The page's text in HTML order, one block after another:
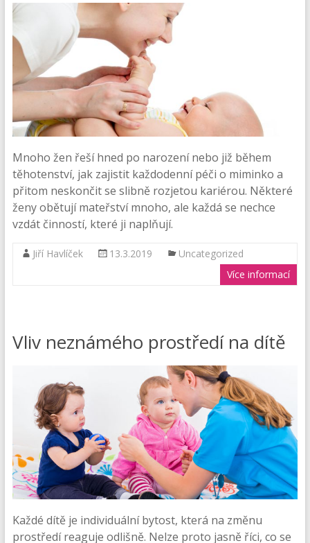
Mnoho žen řeší hned po narození nebo již během
těhotenství, jak zajistit každodenní péči o miminko a
přitom neskončit se slibně rozjetou kariérou. Některé
ženy obětují mateřství mnoho, ale každá se nechce
vzdát činností, které ji naplňují.
Jiří Havlíček 13.3.2019
Uncategorized
Více informací
Vliv neznámého prostředí na dítě
Každé dítě je individuální bytost, která na změnu
prostředí reaguje odlišně. Nelze proto jasně říci, co se